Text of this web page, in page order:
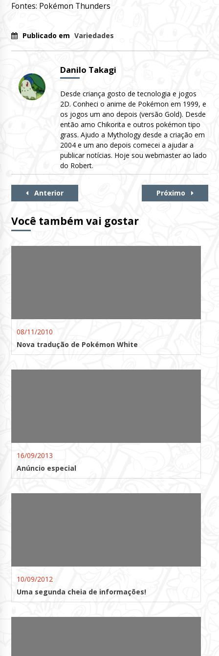
Fontes: Pokémon Thunders
Publicado em Variedades
Danilo Takagi
Desde criança gosto de tecnologia e jogos
2D. Conheci o anime de Pokémon em 1999, e
os jogos um ano depois (versão Gold). Desde
então amo Chikorita e outros pokémon tipo
grass. Ajudo a Mythology desde a criação em
2004 e um ano depois comecei a ajudar a
publicar notícias. Hoje sou webmaster ao lado
do Robert.
Continue
Anterior Próximo
Você também vai gostar
08/11/2010
Nova tradução de Pokémon White
16/09/2013
Anúncio especial
10/09/2012
Uma segunda cheia de informações!